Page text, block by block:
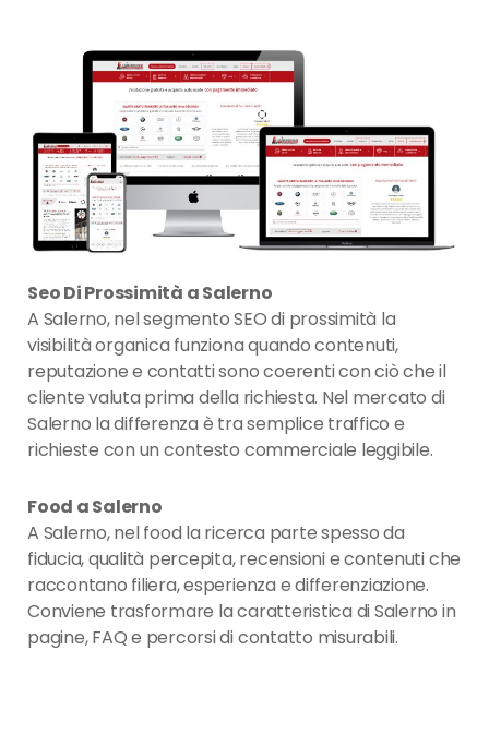
Seo Di Prossimità a Salerno
A Salerno, nel segmento SEO di prossimità la
visibilità organica funziona quando contenuti,
reputazione e contatti sono coerenti con ciò che il
cliente valuta prima della richiesta. Nel mercato di
Salerno la differenza è tra semplice traffico e
richieste con un contesto commerciale leggibile.
Food a Salerno
A Salerno, nel food la ricerca parte spesso da
fiducia, qualità percepita, recensioni e contenuti che
raccontano filiera, esperienza e differenziazione.
Conviene trasformare la caratteristica di Salerno in
pagine, FAQ e percorsi di contatto misurabili.